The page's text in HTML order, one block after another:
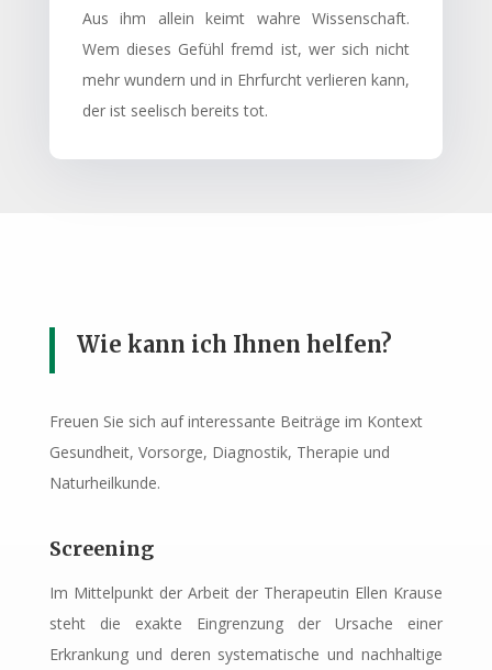
Aus ihm allein keimt wahre Wissenschaft.
Wem dieses Gefühl fremd ist, wer sich nicht
mehr wundern und in Ehrfurcht verlieren kann,
der ist seelisch bereits tot.
Wie kann ich Ihnen helfen?
Freuen Sie sich auf interessante Beiträge im Kontext
Gesundheit, Vorsorge, Diagnostik, Therapie und
Naturheilkunde.
Screening
Im Mittelpunkt der Arbeit der Therapeutin Ellen Krause
steht die exakte Eingrenzung der Ursache einer
Erkrankung und deren systematische und nachhaltige